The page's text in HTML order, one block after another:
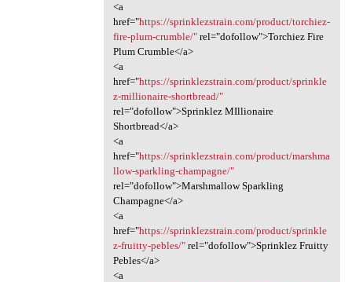
<a
href="https://sprinklezstrain.com/product/torchiez-
fire-plum-crumble/"rel="dofollow">Torchiez Fire
Plum Crumble</a>
<a
href="https://sprinklezstrain.com/product/sprinkle
z-millionaire-shortbread/"
rel="dofollow">Sprinklez MIllionaire
Shortbread</a>
<a
href="https://sprinklezstrain.com/product/marshma
llow-sparkling-champagne/"
rel="dofollow">Marshmallow Sparkling
Champagne</a>
<a
href="https://sprinklezstrain.com/product/sprinkle
z-fruitty-pebles/"rel="dofollow">Sprinklez Fruitty
Pebles</a>
<a